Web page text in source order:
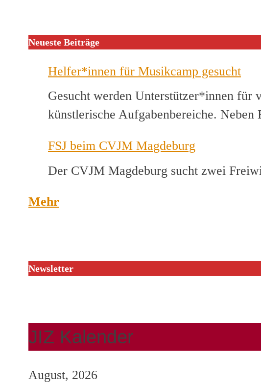
Neueste Beiträge
Helfer*innen für Musikcamp gesucht
Gesucht werden Unterstützer*innen für
künstlerische Aufgabenbereiche.
FSJ beim CVJM Magdeburg
Der CVJM Magdeburg sucht zwei
Mehr
Newsletter
JIZ Kalender
August, 2026